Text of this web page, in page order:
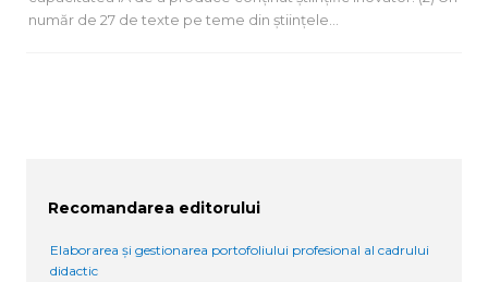
număr de 27 de texte pe teme din științele…
Recomandarea editorului
Elaborarea și gestionarea portofoliului profesional al cadrului
didactic